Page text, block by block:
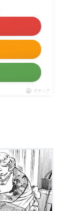
ポチップ